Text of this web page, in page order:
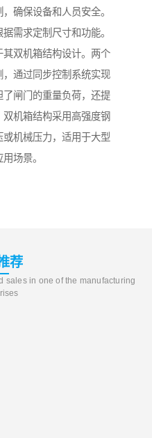
确保设备和人员安全。
需求定制尺寸和功能。
双机箱结构设计。两个
通过同步控制系统实现
闸门的重量负荷，还提
机箱结构采用高强度钢
机械压力，适用于大型
场景。
荐
sales in one of the manufacturing